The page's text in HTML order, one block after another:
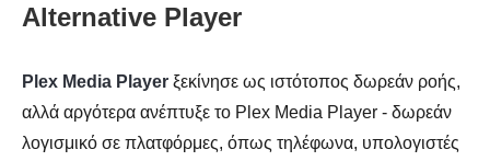
Alternative Player
Plex Media Player ξεκίνησε ως ιστότοπος δωρεάν ροής,
αλλά αργότερα ανέπτυξε το Plex Media Player - δωρεάν
λογισμικό σε πλατφόρμες, όπως τηλέφωνα, υπολογιστές